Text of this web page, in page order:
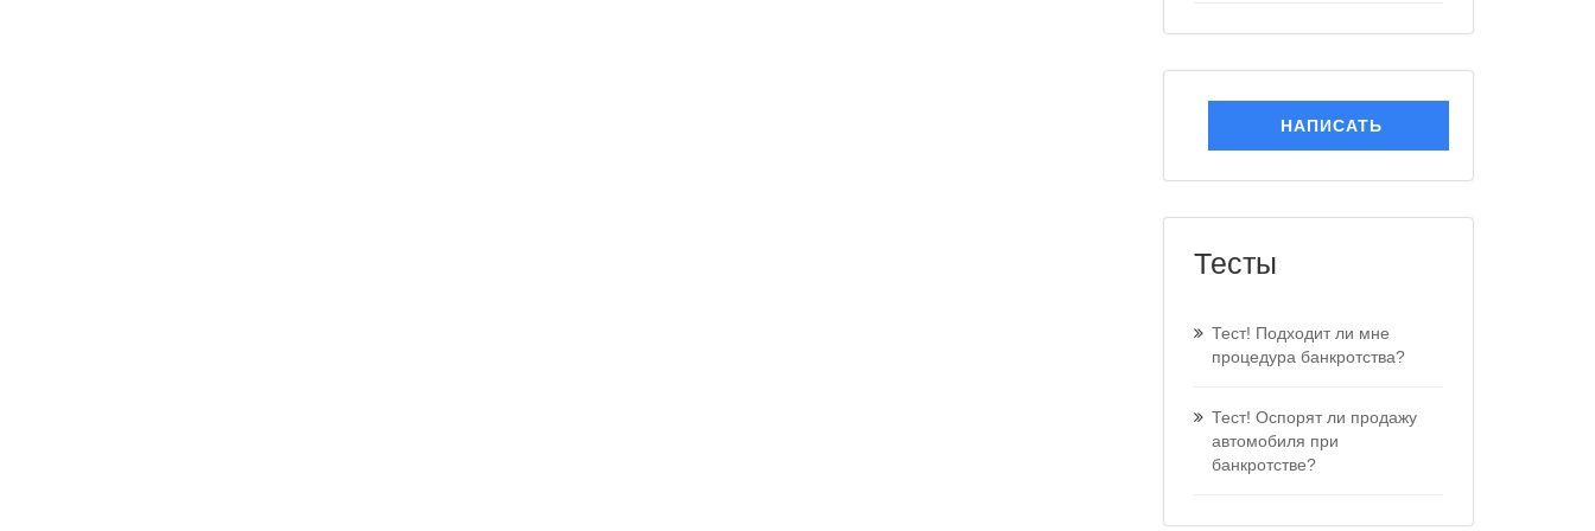
НАПИСАТЬ
Тесты
Тест! Подходит ли мне
процедура банкротства?
Тест! Оспорят ли продажу
автомобиля при
банкротстве?